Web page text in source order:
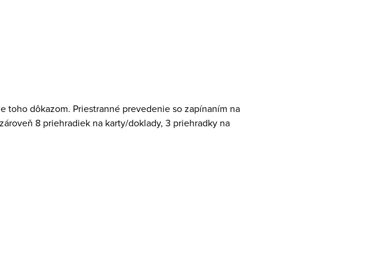
toho dôkazom. Priestranné prevedenie so zapínaním na
8 priehradiek na karty/doklady, 3 priehradky na